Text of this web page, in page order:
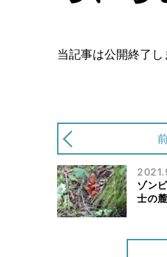
当記事は公開終了し
ゾン
士の